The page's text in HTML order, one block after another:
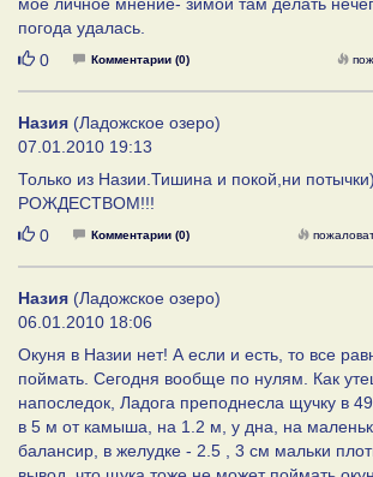
погода удалась.
Нравится
0 Комментарии (0)
Назия (Ладожское озеро)
07.01.2010 19:13
Только из Назии.Тишина и покой,ни
РОЖДЕСТВОМ!!!
Нравится
0 Комментарии (0)
Назия (Ладожское озеро)
06.01.2010 18:06
Окуня в Назии нет! А если и есть, то все
поймать. Сегодня вообще по нулям. Как
напоследок, Ладога преподнесла щучку в
в 5 м от камыша, на 1.2 м, у дна, на
балансир, в желудке - 2.5 , 3 см мальки